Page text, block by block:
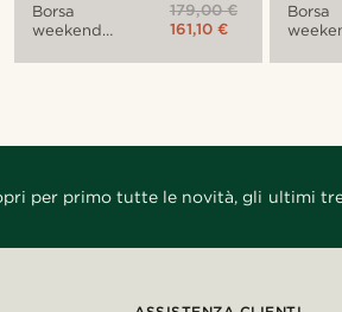
Borsa
weekend
marrone
179,00 €
161,10 €
Borsa
per primo tutte le novità, gli ultimi